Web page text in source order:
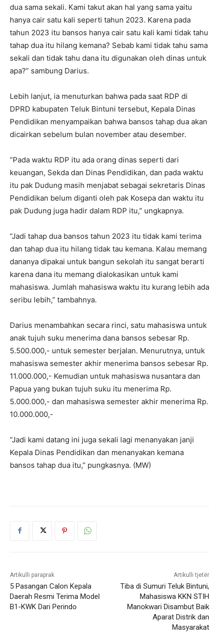
dua sama sekali. Kami takut akan hal yang sama yaitu
hanya cair satu kali seperti tahun 2023. Karena pada
tahun 2023 itu bansos hanya cair satu kali kami tidak tahu
tahap dua itu hilang kemana? Sebab kami tidak tahu sama
sekali dan tidak tahu dana itu digunakan oleh dinas untuk
apa?” sambung Darius.
Lebih lanjut, ia menuturkan bahwa pada saat RDP di
DPRD kabupaten Teluk Bintuni tersebut, Kepala Dinas
Pendidikan menyampaikan bahwa bansos tahap dua akan
dicairkan sebelum bulan november atau desember.
“Pada waktu RDP itu ada orang dinas seperti dari
keuangan, Sekda dan Dinas Pendidikan, dan pada waktu
itu pak Dudung masih menjabat sebagai sekretaris Dinas
Pendidikan belum diganti oleh pak Kosepa dan waktu itu
pak Dudung juga hadir dalam RDP itu,” ungkapnya.
“Jadi tahap dua bansos tahun 2023 itu tidak kami terima
dan tahap dua itu hilang tidak tau kemana. Kalau memang
dananya dipakai untuk bangun sekolah itu sangat berarti
karena dana itu memang dialokasikan untuk kami
mahasiswa. Jumlah mahasiswa waktu itu kurang lebih ada
seribu lebih,” tambahnya.
Darius menambahkan secara rinci, satu mahasiswa untuk
anak tujuh suku menerima dana bansos sebesar Rp.
5.500.000,- untuk semester berjalan. Menurutnya, untuk
mahasiswa semester akhir menerima bansos sebesar Rp.
11.000.000,- Kemudian untuk mahasiswa nusantara dan
Papua yang bukan tujuh suku itu menerima Rp.
5.000.000,- dan mahasiswa semester akhir menerima Rp.
10.000.000,-
“Jadi kami datang ini juga sekali lagi menanyakan janji
Kepala Dinas Pendidikan dan menanyakan kemana
bansos tahap dua itu,” pungkasnya. (MW)
Artikulli paraprak
5 Pasangan Calon Kepala
Daerah Resmi Terima Model
B1-KWK Dari Perindo
Artikulli tjetër
Tiba di Sumuri Teluk Bintuni,
Mahasiswa KKN STIH
Manokwari Disambut Baik
Aparat Distrik dan
Masyarakat